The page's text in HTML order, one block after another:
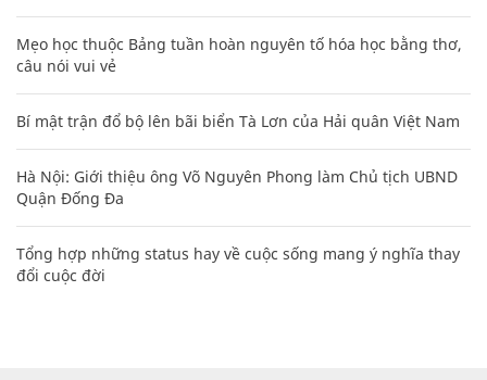
Mẹo học thuộc Bảng tuần hoàn nguyên tố hóa học bằng thơ,
câu nói vui vẻ
Bí mật trận đổ bộ lên bãi biển Tà Lơn của Hải quân Việt Nam
Hà Nội: Giới thiệu ông Võ Nguyên Phong làm Chủ tịch UBND
Quận Đống Đa
Tổng hợp những status hay về cuộc sống mang ý nghĩa thay
đổi cuộc đời